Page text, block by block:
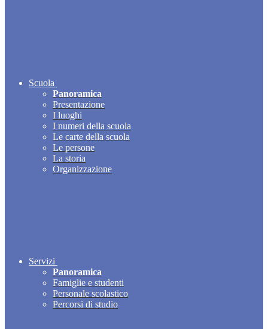
Scuola
Panoramica
Presentazione
I luoghi
I numeri della scuola
Le carte della scuola
Le persone
La storia
Organizzazione
Servizi
Panoramica
Famiglie e studenti
Personale scolastico
Percorsi di studio